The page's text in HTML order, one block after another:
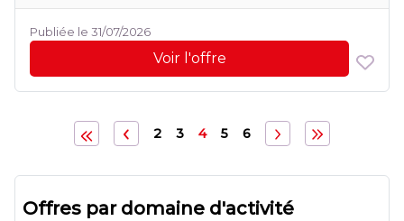
Publiée le 31/07/2026
Voir l'offre
2 3 4 5 6
Offres par domaine d'activité